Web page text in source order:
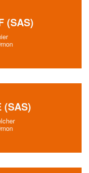
(SAS)
(SAS)